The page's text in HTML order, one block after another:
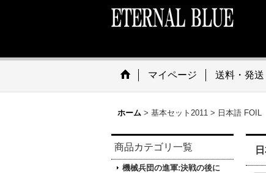
マイページ 送料・発送
ホーム > 基本セット2011 > 日本語 FOIL
商品カテゴリ一覧
機械兵団の進軍:決戦の後に